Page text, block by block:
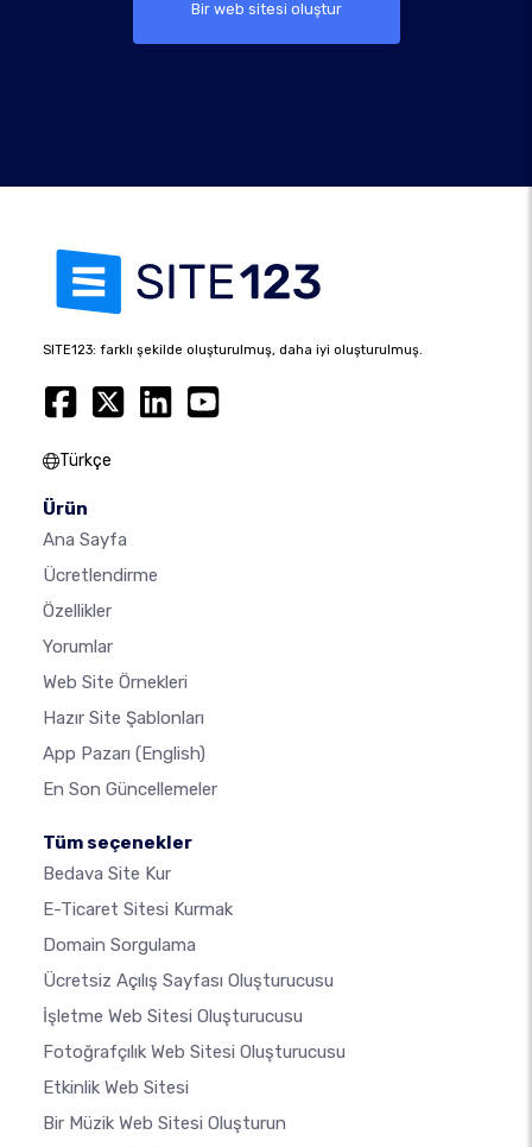
Bir web sitesi oluştur
SITE123: farklı şekilde oluşturulmuş, daha iyi oluşturulmuş.
Türkçe
Ürün
Ana Sayfa
Ücretlendirme
Özellikler
Yorumlar
Web Site Örnekleri
Hazır Site Şablonları
App Pazarı (English)
En Son Güncellemeler
Tüm seçenekler
Bedava Site Kur
E-Ticaret Sitesi Kurmak
Domain Sorgulama
Ücretsiz Açılış Sayfası Oluşturucusu
İşletme Web Sitesi Oluşturucusu
Fotoğrafçılık Web Sitesi Oluşturucusu
Etkinlik Web Sitesi
Bir Müzik Web Sitesi Oluşturun